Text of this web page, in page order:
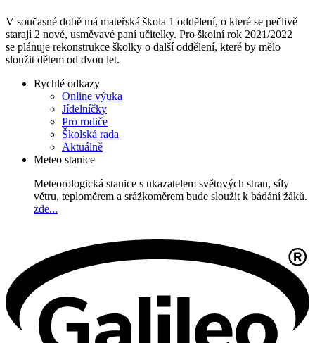
V současné době má mateřská škola 1 oddělení, o které se pečlivě
starají 2 nové, usměvavé paní učitelky. Pro školní rok 2021/2022
se plánuje rekonstrukce školky o další oddělení, které by mělo
sloužit dětem od dvou let.
Rychlé odkazy
Online výuka
Jídelníčky
Pro rodiče
Školská rada
Aktuálně
Meteo stanice
Meteorologická stanice s ukazatelem světových stran, síly
větru, teploměrem a srážkoměrem bude sloužit k bádání žáků.
zde...